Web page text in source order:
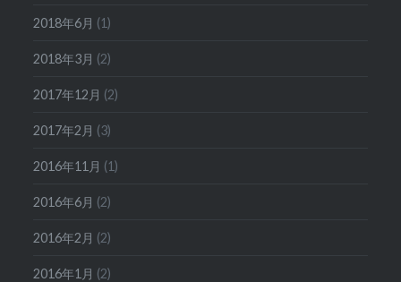
2018年6月 (1)
2018年3月 (2)
2017年12月 (2)
2017年2月 (3)
2016年11月 (1)
2016年6月 (2)
2016年2月 (2)
2016年1月 (2)